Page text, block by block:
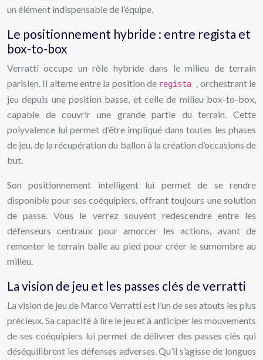
un élément indispensable de l’équipe.
Le positionnement hybride : entre regista et
box-to-box
Verratti occupe un rôle hybride dans le milieu de terrain
parisien. Il alterne entre la position de regista , orchestrant le
jeu depuis une position basse, et celle de milieu box-to-box,
capable de couvrir une grande partie du terrain. Cette
polyvalence lui permet d’être impliqué dans toutes les phases
de jeu, de la récupération du ballon à la création d’occasions de
but.
Son positionnement intelligent lui permet de se rendre
disponible pour ses coéquipiers, offrant toujours une solution
de passe. Vous le verrez souvent redescendre entre les
défenseurs centraux pour amorcer les actions, avant de
remonter le terrain balle au pied pour créer le surnombre au
milieu.
La vision de jeu et les passes clés de verratti
La vision de jeu de Marco Verratti est l’un de ses atouts les plus
précieux. Sa capacité à lire le jeu et à anticiper les mouvements
de ses coéquipiers lui permet de délivrer des passes clés qui
déséquilibrent les défenses adverses. Qu’il s’agisse de longues